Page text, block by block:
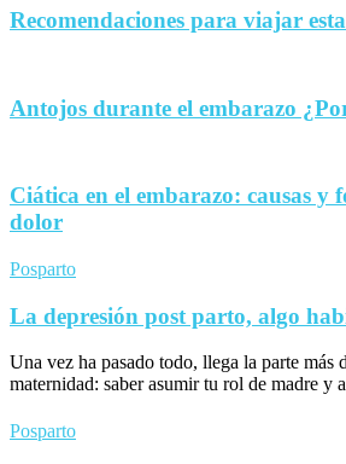
Recomendaciones para viajar
Antojos durante el embarazo
Ciática en el embarazo: causas y
dolor
Posparto
La depresión post parto, algo
Una vez ha pasado todo, llega la parte más
maternidad: saber asumir tu rol de madre y
Posparto